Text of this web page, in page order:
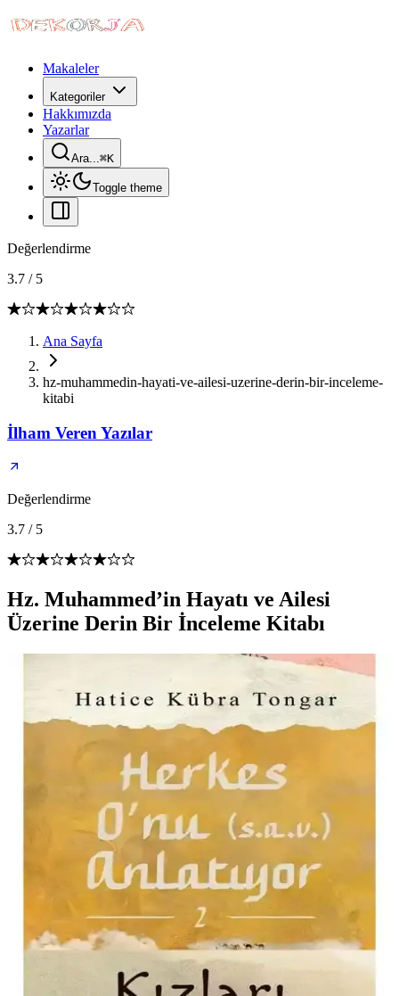
Makaleler
Kategoriler
Hakkımızda
Yazarlar
Ara...⌘K
Toggle theme
Değerlendirme
3.7 / 5
Ana Sayfa
hz-muhammedin-hayati-ve-ailesi-uzerine-derin-bir-inceleme-
kitabi
İlham Veren Yazılar
Değerlendirme
3.7 / 5
Hz. Muhammed’in Hayatı ve Ailesi
Üzerine Derin Bir İnceleme Kitabı